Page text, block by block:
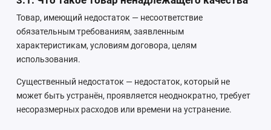
Товар, имеющий недостаток — несоответствие
обязательным требованиям, заявленным
характеристикам, условиям договора, целям
использования.
Существенный недостаток — недостаток, который не
может быть устранён, проявляется неоднократно, требует
несоразмерных расходов или времени на устранение.